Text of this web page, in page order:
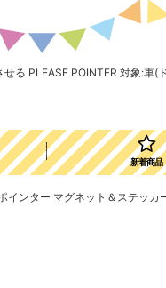
る PLEASE POINTER 対象:
新着商品
インター マグネット＆ステッ